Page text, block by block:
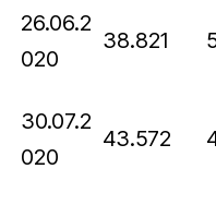
26.06.2
020
38.821
30.07.2
020
43.572